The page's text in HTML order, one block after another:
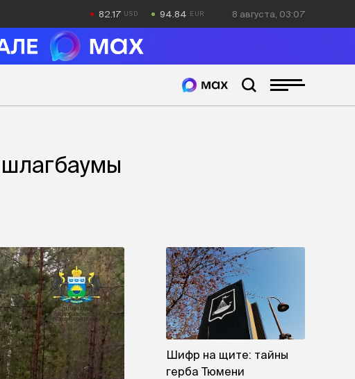
82.17 94.84 8 августа, 03:07
Шифр на щите: тайны
герба Тюмени